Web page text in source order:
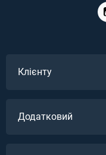
Клієнту
Додатковий